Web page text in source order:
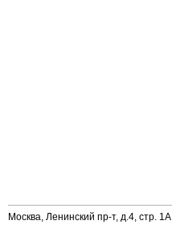
Москва, Ленинский пр-т, д.4, стр. 1А